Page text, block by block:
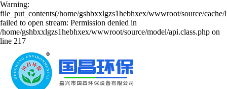
Warning:
file_put_contents(/home/gshbxxlgzs1hebhxex/wwwroot/source/cache/
failed to open stream: Permission denied in
/home/gshbxxlgzs1hebhxex/wwwroot/source/model/api.class.php on
line 217